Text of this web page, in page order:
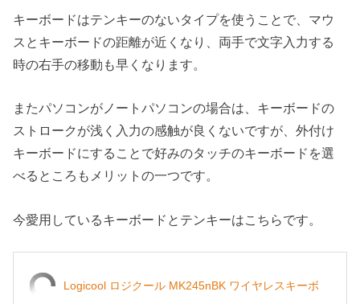
キーボードはテンキーのないタイプを使うことで、マウ
スとキーボードの距離が近くなり、両手で文字入力する
時の右手の移動も早くなります。
またパソコンがノートパソコンの場合は、キーボードの
ストロークが浅く入力の感触が良くないですが、外付け
キーボードにすることで好みのタッチのキーボードを選
べるところもメリットの一つです。
今愛用しているキーボードとテンキーはこちらです。
Logicool ロジクール MK245nBK ワイヤレスキーボ